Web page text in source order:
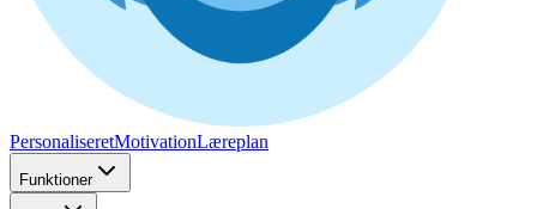
PersonaliseretMotivationLæreplan
Funktioner